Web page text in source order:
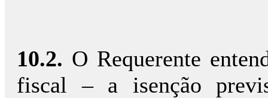
10.2. O Requerente
fiscal – a isenção